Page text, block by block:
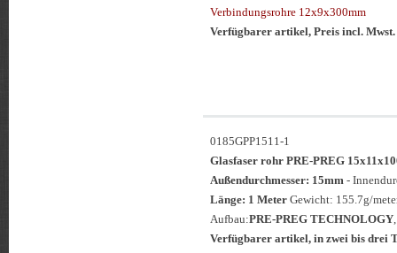
Verbindungsrohre 12x9x300mm
Verfügbarer artikel, Preis incl. Mwst.
0185GPP1511-1
Glasfaser rohr PRE-PREG
Außendurchmesser: 15mm -
Länge: 1 Meter Gewicht: 155.7g/
Aufbau:PRE-PREG TECHNOLOGY
Verfügbarer artikel, in zwei bis drei